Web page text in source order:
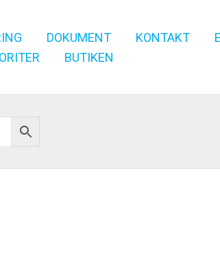
DOKUMENT KONTAKT
BUTIKEN